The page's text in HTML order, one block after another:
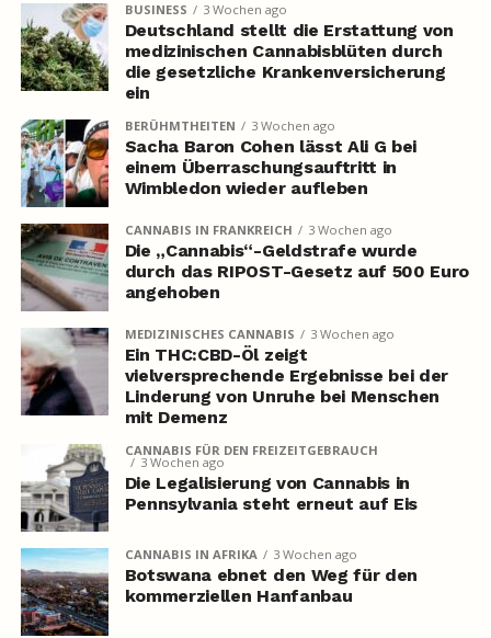
BUSINESS 3 Wochen ago
Deutschland stellt die Erstattung von
medizinischen Cannabisblüten durch
die gesetzliche Krankenversicherung
ein
BERÜHMTHEITEN 3 Wochen ago
Sacha Baron Cohen lässt Ali G bei
einem Überraschungsauftritt in
Wimbledon wieder aufleben
CANNABIS IN FRANKREICH 3 Wochen ago
Die „Cannabis“-Geldstrafe wurde
durch das RIPOST-Gesetz auf 500 Euro
angehoben
MEDIZINISCHES CANNABIS 3 Wochen ago
Ein THC:CBD-Öl zeigt
vielversprechende Ergebnisse bei der
Linderung von Unruhe bei Menschen
mit Demenz
CANNABIS FÜR DEN FREIZEITGEBRAUCH
3 Wochen ago
Die Legalisierung von Cannabis in
Pennsylvania steht erneut auf Eis
CANNABIS IN AFRIKA 3 Wochen ago
Botswana ebnet den Weg für den
kommerziellen Hanfanbau